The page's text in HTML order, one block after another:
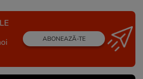
ABONEAZĂ-TE